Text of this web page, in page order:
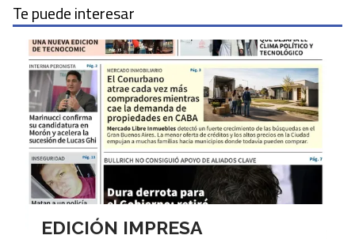
Te puede interesar
EDICIÓN IMPRESA